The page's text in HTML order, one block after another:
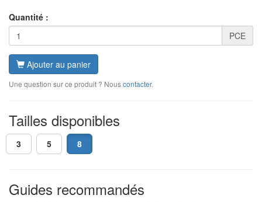
Quantité :
PCE
Ajouter au panier
Une question sur ce produit ? Nouscontacter.
Tailles disponibles
3 5 8
Guides recommandés